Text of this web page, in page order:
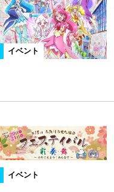
イベント
イベント